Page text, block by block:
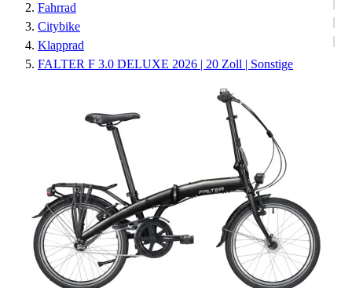
Fahrrad
Citybike
Klapprad
FALTER F 3.0 DELUXE 2026 | 20 Zoll | Sonstige